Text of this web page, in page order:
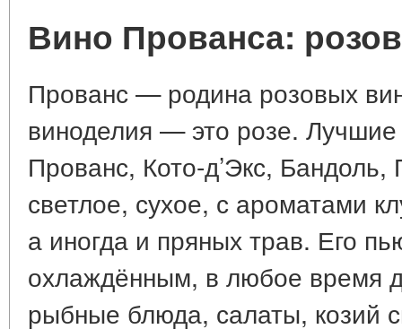
Вино Прованса:
Прованс — родина розовых
виноделия — это розе.
Прованс, Кото-д’Экс,
светлое, сухое, с ароматами
а иногда и пряных трав. Его
охлаждённым, в любое время
рыбные блюда, салаты, козий